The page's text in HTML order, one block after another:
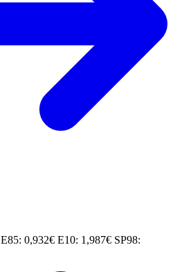
E85: 0,932€ E10: 1,987€ SP98: